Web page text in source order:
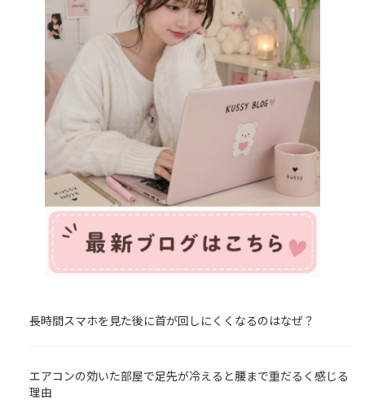
長時間スマホを見た後に首が回しにくくなるのはなぜ？
エアコンの効いた部屋で足先が冷えると腰まで重だるく感じる
理由